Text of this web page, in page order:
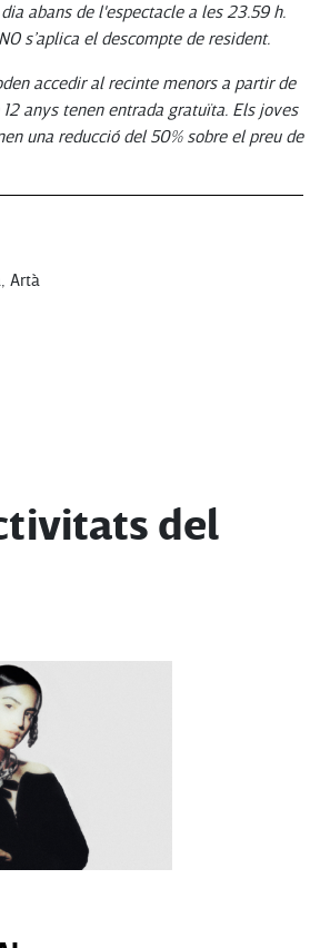
abans de l'espectacle a les 23.59 h.
s’aplica el descompte de resident.
accedir al recinte menors a partir de
anys tenen entrada gratuïta. Els joves
una reducció del 50% sobre el preu de
Artà
del